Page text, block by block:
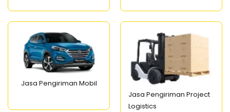
Jasa Pengiriman Mobil
Jasa Pengiriman Project
Logistics